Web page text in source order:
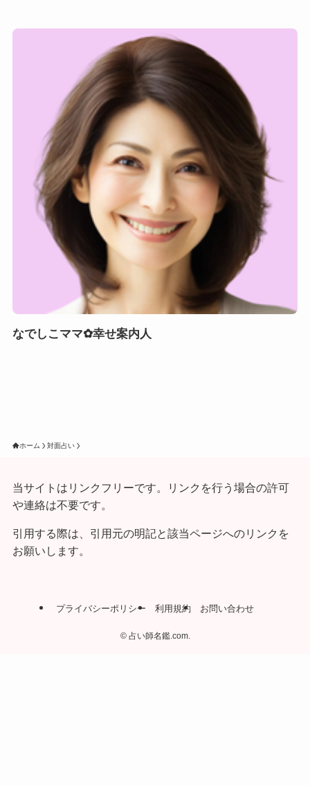
なでしこママ✿幸せ案内人
ホーム 対面占い
当サイトはリンクフリーです。リンクを行う場合の許可
や連絡は不要です。
引用する際は、引用元の明記と該当ページへのリンクを
お願いします。
プライバシーポリシー 利用規約 お問い合わせ
©占い師名鑑.com.